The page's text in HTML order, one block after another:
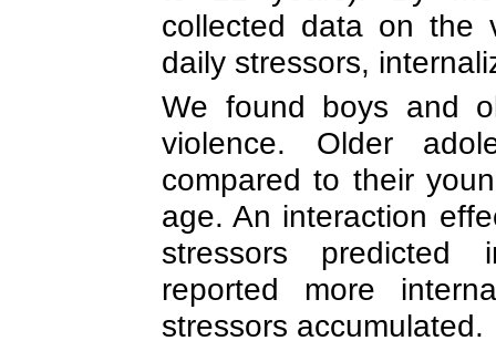
collected data on the
daily stressors,
We found boys and
violence. Older
compared to their
age. An interaction
stressors predicted
reported more
stressors accumulated.